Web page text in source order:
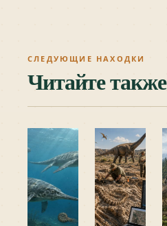
СЛЕДУЮЩИЕ НАХОДКИ
Читайте также